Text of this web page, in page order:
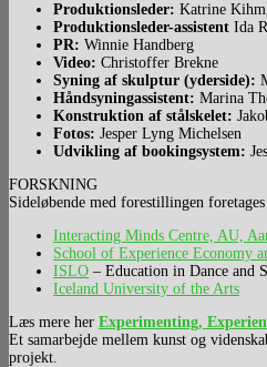
Produktionsleder: Katrine
Produktionsleder-assistent Ida
PR: Winnie Handberg
Video: Christoffer Brekne
Syning af skulptur (yderside):
Håndsyningassistent: Marina
Konstruktion af stålskelet:
Fotos: Jesper Lyng Michelsen
Udvikling af bookingsystem:
FORSKNING
Sideløbende med forestillingen
Interacting Minds Centre, AU,
School of Experience Economy
ISLO – Education in Dance and
Iceland University of the Arts
Læs mere her Experimenting,
Et samarbejde mellem kunst og
projekt.